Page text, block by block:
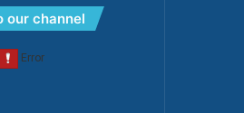
our channel